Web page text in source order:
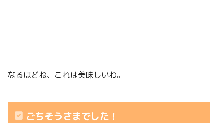
なるほどね、これは美味しいわ。
ごちそうさまでした！